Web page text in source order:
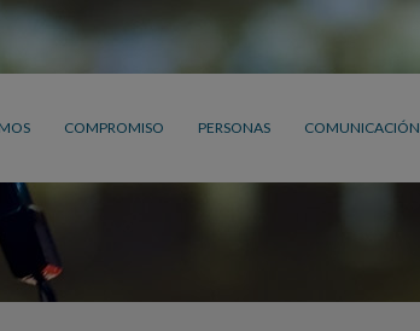
COMPROMISO PERSONAS COMUNICACIÓN